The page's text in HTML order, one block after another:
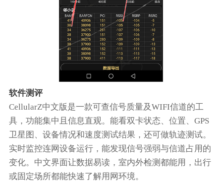
软件测评
CellularZ中文版是一款可查信号质量及WIFI信道的工
具，功能集中且信息直观。能看双卡状态、位置、GPS
卫星图、设备情况和速度测试结果，还可做轨迹测试。
实时监控连网设备运行，能发现信号强弱与信道占用的
变化。中文界面让数据易读，室内外检测都能用，出行
或固定场所都能快速了解用网环境。